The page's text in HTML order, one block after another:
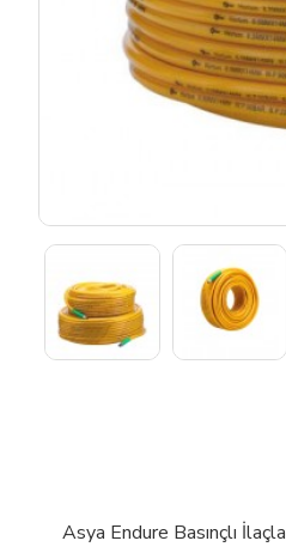
Asya Endure Basınçlı